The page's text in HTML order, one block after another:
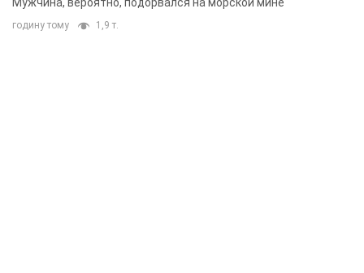
Мужчина, вероятно, подорвался на морской мине
годину тому 1,9 т.